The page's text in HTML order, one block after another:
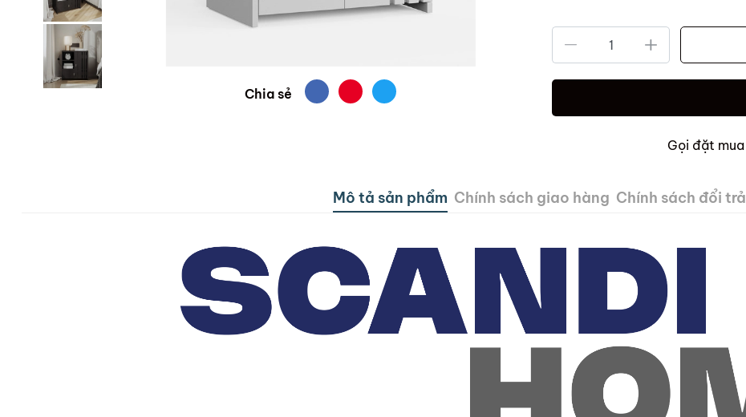
Chia sẻ
Gọi đặt mua
Mô tả sản phẩm Chính sách giao hàng Chính sách đổi trả